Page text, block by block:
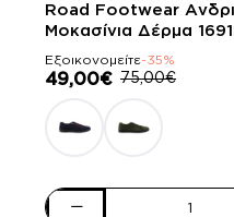
-35%
Road Footwear
Μοκασίνια Δέρμα
Εξοικονομείτε-35%
49,00€ 75,00€